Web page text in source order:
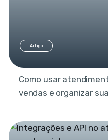
Artigo
Como usar
vendas e organizar